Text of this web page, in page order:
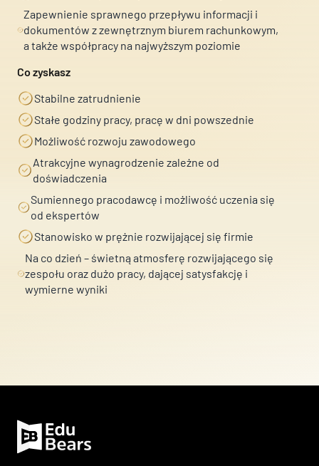
Zapewnienie sprawnego przepływu informacji i
dokumentów z zewnętrznym biurem rachunkowym,
a także współpracy na najwyższym poziomie
Co zyskasz
Stabilne zatrudnienie
Stałe godziny pracy, pracę w dni powszednie
Możliwość rozwoju zawodowego
Atrakcyjne wynagrodzenie zależne od
doświadczenia
Sumiennego pracodawcę i możliwość uczenia się
od ekspertów
Stanowisko w prężnie rozwijającej się firmie
Na co dzień – świetną atmosferę rozwijającego się
zespołu oraz dużo pracy, dającej satysfakcję i
wymierne wyniki
Wyrażam zgodę na przetwarzanie moich danych
osobowych w związku z udzieleniem odpowiedzi na
czytaj dalej )
Wyrażam zgodę na przetwarzanie moich danych
osobowych w związku z udzieleniem odpowiedzi na
czytaj dalej )